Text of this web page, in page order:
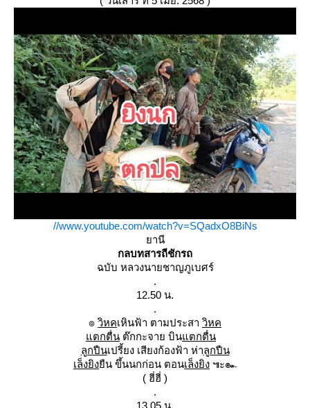
//www.youtube.com/watch?v=SQadxO8BiNs
านี
กลบทสารถีชักรถ
ฉบับ หลวงนายชาญภูเบศร์
.
12.50 น.
.
๏ วิหคเหินฟ้า ตามประสา วิหค
ตกตื่น ต๊กกะจาย บินตกตื่น
ลูกปืนเปรี้ยง เสียงก้องฟ้า ห่าลูกปืน
เล็งยิงืน ขึ้นนกก่อน ตอนเล็งยิง ๚ะ๛
( ฮี่ฮี่ )
.
13.05 น.